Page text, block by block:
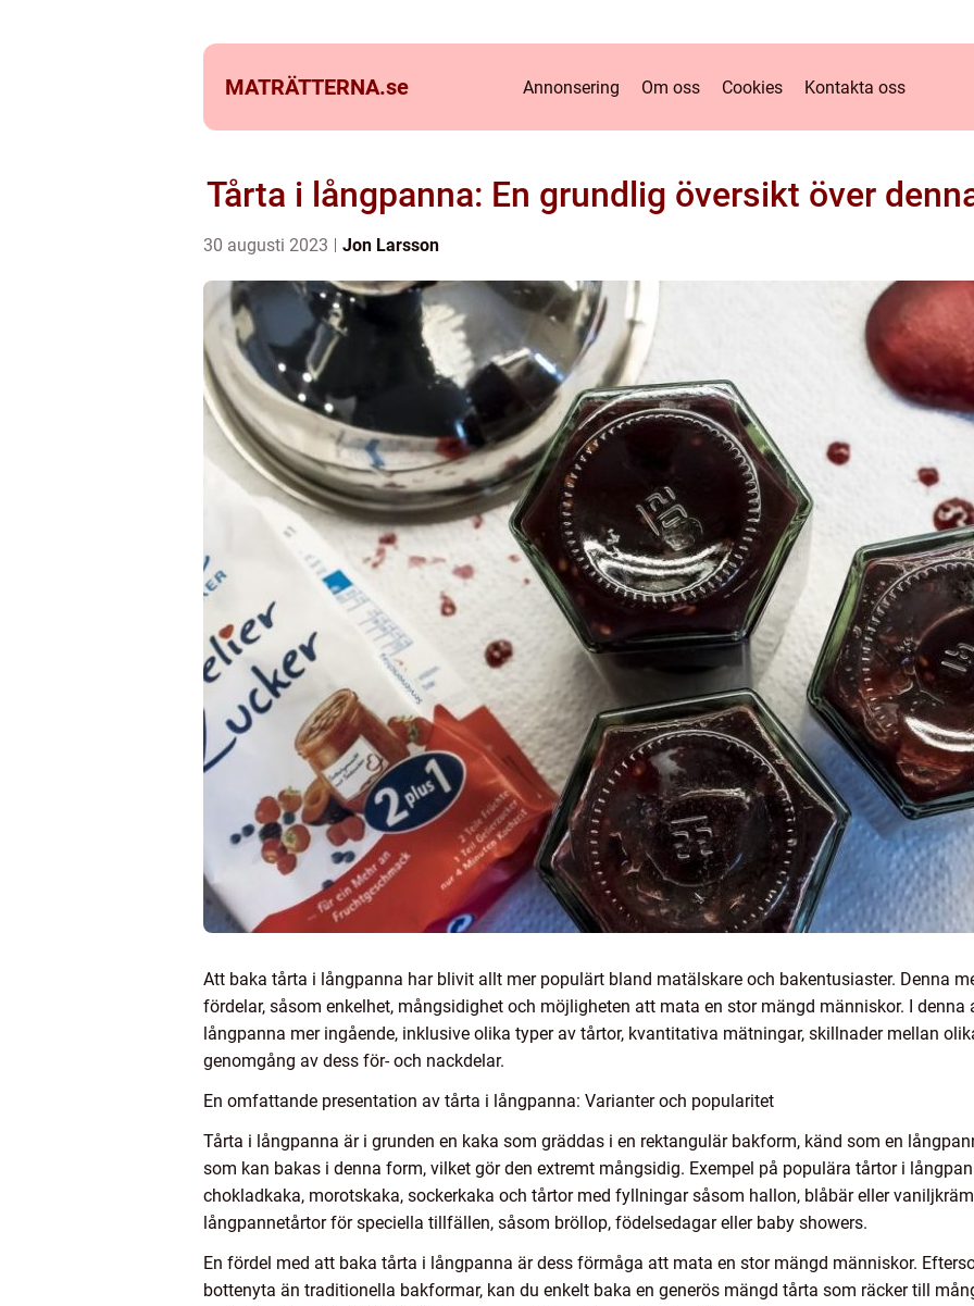
MATRÄTTERNA.se Annonsering Om oss Cookies Kontakta oss
Tårta i långpanna: En grundlig översikt över
30 augusti 2023 Jon Larsson
Att baka tårta i långpanna har blivit allt mer populärt bland matälskare och bakentusiaster. Denna
fördelar, såsom enkelhet, mångsidighet och möjligheten att mata en stor mängd människor. I
långpanna mer ingående, inklusive olika typer av tårtor, kvantitativa mätningar, skillnader mellan
genomgång av dess för- och nackdelar.
En omfattande presentation av tårta i långpanna: Varianter och popularitet
Tårta i långpanna är i grunden en kaka som gräddas i en rektangulär bakform, känd som en
som kan bakas i denna form, vilket gör den extremt mångsidig. Exempel på populära tårtor i
chokladkaka, morotskaka, sockerkaka och tårtor med fyllningar såsom hallon, blåbär eller
långpannetårtor för speciella tillfällen, såsom bröllop, födelsedagar eller baby showers.
En fördel med att baka tårta i långpanna är dess förmåga att mata en stor mängd människor.
bottenyta än traditionella bakformar, kan du enkelt baka en generös mängd tårta som räcker till